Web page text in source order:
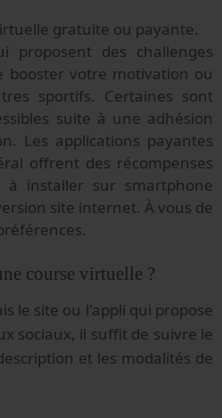
gratuite ou payante.
proposent des challenges
booster votre motivation ou
sportifs. Certaines sont
suite à une adhésion
Les applications payantes
offrent des récompenses
à installer sur smartphone
site internet. À vous de
course virtuelle ?
le site ou l'appli qui propose
sociaux, il suffit de suivre le
et les modalités de